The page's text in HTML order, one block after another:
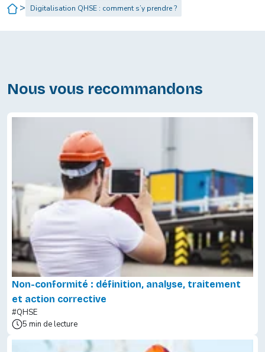
> Digitalisation QHSE : comment s’y prendre ?
Nous vous recommandons
Non-conformité : définition, analyse, traitement
et action corrective
#QHSE
5 min de lecture